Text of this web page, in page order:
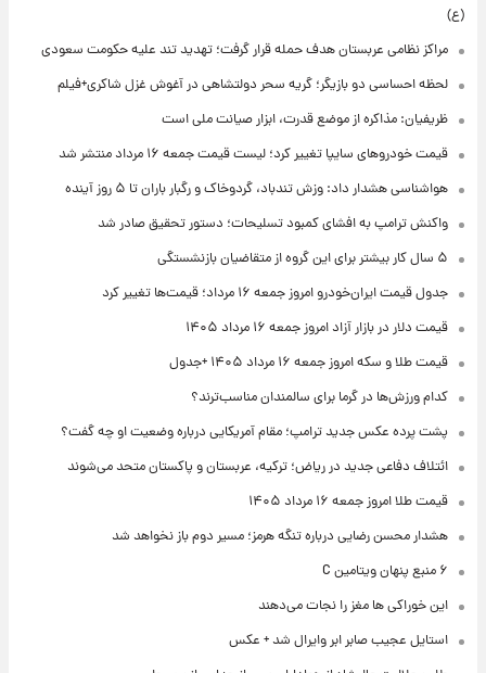
(ع)
مراکز نظامی عربستان هدف حمله قرار گرفت؛ تهدید تند علیه حکومت سعودی
لحظه احساسی دو بازیگر؛ گریه سحر دولتشاهی در آغوش غزل شاکری+فیلم
ظریفیان: مذاکره از موضع قدرت، ابزار صیانت ملی است
قیمت خودروهای سایپا تغییر کرد؛ لیست قیمت جمعه ۱۶ مرداد منتشر شد
هواشناسی هشدار داد: وزش تندباد، گردوخاک و رگبار باران تا ۵ روز آینده
واکنش ترامپ به افشای کمبود تسلیحات؛ دستور تحقیق صادر شد
۵ سال کار بیشتر برای این گروه از متقاضیان بازنشستگی
جدول قیمت ایران‌خودرو امروز جمعه ۱۶ مرداد؛ قیمت‌ها تغییر کرد
قیمت دلار در بازار آزاد امروز جمعه ۱۶ مرداد ۱۴۰۵
قیمت طلا و سکه امروز جمعه ۱۶ مرداد ۱۴۰۵ +جدول
کدام ورزش‌ها در گرما برای سالمندان مناسب‌ترند؟
پشت پرده عکس جدید ترامپ؛ مقام آمریکایی درباره وضعیت او چه گفت؟
ائتلاف دفاعی جدید در ریاض؛ ترکیه، عربستان و پاکستان متحد می‌شوند
قیمت طلا امروز جمعه ۱۶ مرداد ۱۴۰۵
هشدار محسن رضایی درباره تنگه هرمز؛ مسیر دوم باز نخواهد شد
۶ منبع پنهان ویتامین C
این خوراکی ها مغز را نجات می‌دهند
استایل عجیب صابر ابر وایرال شد + عکس